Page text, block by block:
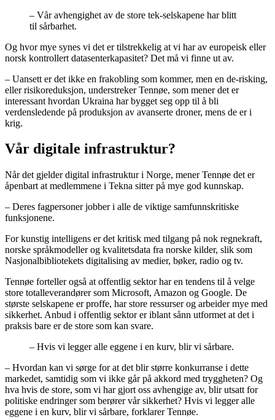
– Vår avhengighet av de store tek-selskapene har blitt
til sårbarhet.
Og hvor mye synes vi det er tilstrekkelig at vi har av europeisk eller
norsk kontrollert datasenterkapasitet? Det må vi finne ut av.
– Uansett er det ikke en frakobling som kommer, men en de-risking,
eller risikoreduksjon, understreker Tennøe, som mener det er
interessant hvordan Ukraina har bygget seg opp til å bli
verdensledende på produksjon av avanserte droner, mens de er i
krig.
Vår digitale infrastruktur?
Når det gjelder digital infrastruktur i Norge, mener Tennøe det er
åpenbart at medlemmene i Tekna sitter på mye god kunnskap.
– Deres fagpersoner jobber i alle de viktige samfunnskritiske
funksjonene.
For kunstig intelligens er det kritisk med tilgang på nok regnekraft,
norske språkmodeller og kvalitetsdata fra norske kilder, slik som
Nasjonalbibliotekets digitalising av medier, bøker, radio og tv.
Tennøe forteller også at offentlig sektor har en tendens til å velge
store totalleverandører som Microsoft, Amazon og Google. De
største selskapene er proffe, har store ressurser og arbeider mye med
sikkerhet. Anbud i offentlig sektor er iblant sånn utformet at det i
praksis bare er de store som kan svare.
– Hvis vi legger alle eggene i en kurv, blir vi sårbare.
– Hvordan kan vi sørge for at det blir større konkurranse i dette
markedet, samtidig som vi ikke går på akkord med tryggheten? Og
hva hvis de store, som vi har gjort oss avhengige av, blir utsatt for
politiske endringer som berører vår sikkerhet? Hvis vi legger alle
eggene i en kurv, blir vi sårbare, forklarer Tennøe.